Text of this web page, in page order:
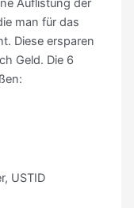
Auflistung der
man für das
Diese ersparen
Geld. Die 6
USTID